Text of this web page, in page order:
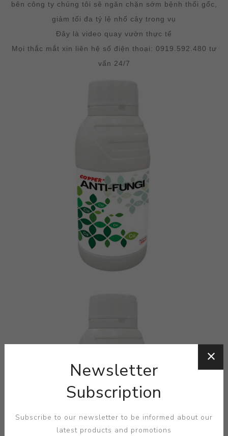
bên công ty chúng tôi sẽ ngăn chặn sớm bệnh thối gốc,
giảm tối đa tỷ lệ nhổ cây trong vụ
Đây là video quay vườn thực tế
Mọi thắc mắt xin liên hệ số điện thoại: 0919.592.480 tư
vấn 24/7
Newsletter
Subscription
Subscribe to our newsletter to be informed about our
latest products and promotions